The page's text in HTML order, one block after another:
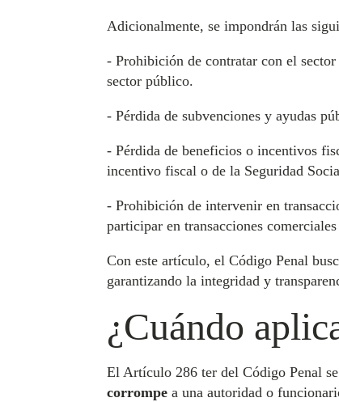
Adicionalmente, se impondrán las
- Prohibición de contratar con el
sector público.
- Pérdida de subvenciones y ayudas
- Pérdida de beneficios o incentivos
incentivo fiscal o de la Seguridad
- Prohibición de intervenir en
participar en transacciones
Con este artículo, el Código Penal
garantizando la integridad y
¿Cuándo
El Artículo 286 ter del Código Penal
corrompe a una autoridad o